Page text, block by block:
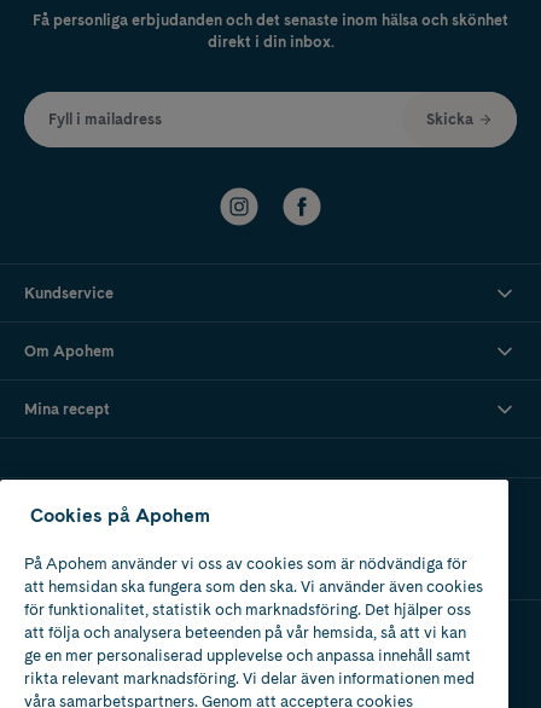
Få personliga erbjudanden och det senaste inom hälsa och skönhet
direkt i din inbox.
Fyll i mailadress Skicka
Kundservice
Om Apohem
Mina recept
Ladda ner vår app
Apotek med tillstånd
av Läkemedelsverket
Cookies på Apohem
På Apohem använder vi oss av cookies som är nödvändiga för
att hemsidan ska fungera som den ska. Vi använder även cookies
för funktionalitet, statistik och marknadsföring. Det hjälper oss
att följa och analysera beteenden på vår hemsida, så att vi kan
ge en mer personaliserad upplevelse och anpassa innehåll samt
rikta relevant marknadsföring. Vi delar även informationen med
våra samarbetspartners. Genom att acceptera cookies